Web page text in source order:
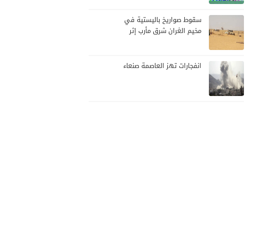
سقوط صواريخ باليستية في
مخيم الغران شرق مأرب إثر
انفجارات تهز العاصمة صنعاء